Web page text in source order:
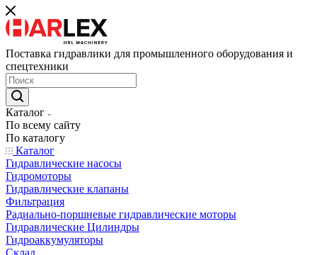
Поставка гидравлики для промышленного оборудования и
спецтехники
Каталог
По всему сайту
По каталогу
Каталог
Гидравлические насосы
Гидромоторы
Гидравлические клапаны
Фильтрация
Радиально-поршневые гидравлические моторы
Гидравлические Цилиндры
Гидроаккумуляторы
Склад